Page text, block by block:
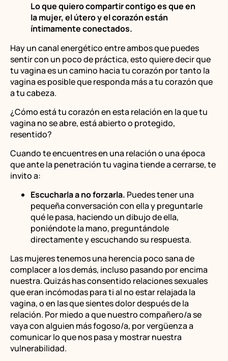
Lo que quiero compartir contigo es que en
la mujer, el útero y el corazón están
íntimamente conectados.
Hay un canal energético entre ambos que puedes
sentir con un poco de práctica, esto quiere decir que
tu vagina es un camino hacia tu corazón por tanto la
vagina es posible que responda más a tu corazón que
a tu cabeza.
¿Cómo está tu corazón en esta relación en la que tu
vagina no se abre, está abierto o protegido,
resentido?
Cuando te encuentres en una relación o una época
que ante la penetración tu vagina tiende a cerrarse, te
invito a:
Escucharla a no forzarla. Puedes tener una
pequeña conversación con ella y preguntarle
qué le pasa, haciendo un dibujo de ella,
poniéndote la mano, preguntándole
directamente y escuchando su respuesta.
Las mujeres tenemos una herencia poco sana de
complacer a los demás, incluso pasando por encima
nuestra. Quizás has consentido relaciones sexuales
que eran incómodas para ti al no estar relajada la
vagina, o en las que sientes dolor después de la
relación. Por miedo a que nuestro compañero/a se
vaya con alguien más fogoso/a, por vergüenza a
comunicar lo que nos pasa y mostrar nuestra
vulnerabilidad.